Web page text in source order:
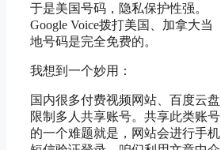
于是美国号码，隐私保护性强。
Google Voice拨打美国、加拿大当
地号码是完全免费的。
我想到一个妙用：
国内很多付费视频网站、百度云盘
限制多人共享账号。共享此类账号
的一个难题就是，网站会进行手机